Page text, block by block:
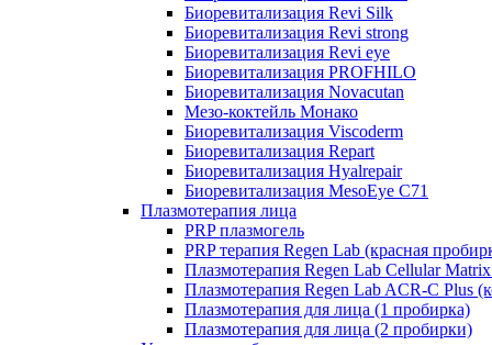
Биоревитализация Revi Silk
Биоревитализация Revi strong
Биоревитализация Revi eye
Биоревитализация PROFHILO
Биоревитализация Novacutan
Мезо-коктейль Монако
Биоревитализация Viscoderm
Биоревитализация Repart
Биоревитализация Hyalrepair
Биоревитализация MesoEye C71
Плазмотерапия лица
PRP плазмогель
PRP терапия Regen Lab (красная
Плазмотерапия Regen Lab Cellular
Плазмотерапия Regen Lab ACR-C Plus
Плазмотерапия для лица (1 пробирка)
Плазмотерапия для лица (2 пробирки)